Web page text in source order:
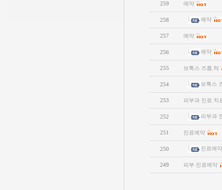
259 예약
258 예약
257 예약
256 예약
255 보톡스 즈름,턱
254 보톡스
253 피부과 진료 치
252 피부과
251 진료예약
250 진료예약
249 피부 진료예약